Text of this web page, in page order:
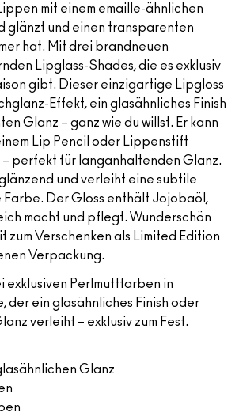
mit einem emaille-ähnlichen
glänzt und einen transparenten
hat. Mit drei brandneuen
Lipglass-Shades, die es exklusiv
gibt. Dieser einzigartige Lipgloss
Effekt, ein glasähnliches Finish
Glanz – ganz wie du willst. Er kann
Lip Pencil oder Lippenstift
perfekt für langanhaltenden Glanz.
und verleiht eine subtile
Farbe. Der Gloss enthält Jojobaöl,
macht und pflegt. Wunderschön
zum Verschenken als Limited Edition
Verpackung.
exklusiven Perlmuttfarben in
der ein glasähnliches Finish oder
verleiht – exklusiv zum Fest.
Glanz